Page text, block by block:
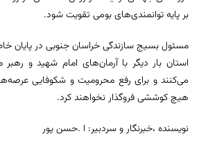
بر پایه توانمندی‌های بومی تقویت شود.
مسئول بسیج سازندگی خراسان جنوبی در پایان
استان بار دیگر با آرمان‌های امام شهید و
می‌کنند و برای رفع محرومیت و شکوفایی
هیچ کوششی فروگذار نخواهند کرد.
نویسنده ،خبرنگار و سردبیر: ا .حسن پور